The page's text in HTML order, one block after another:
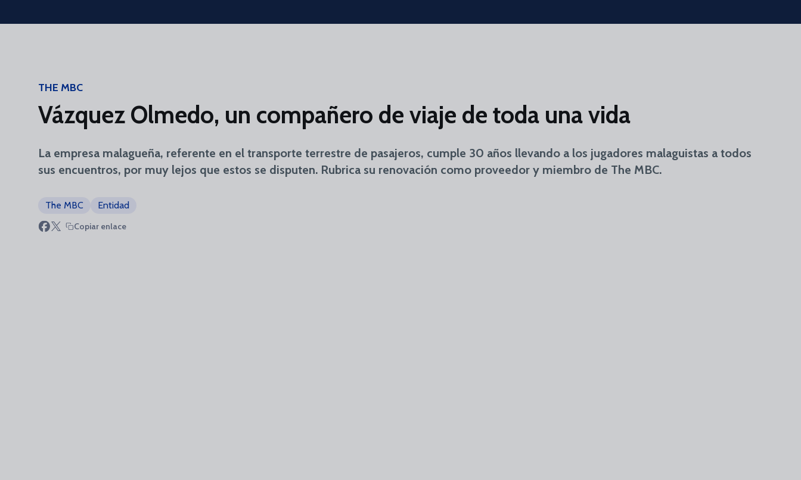
Skip to main content
THE MBC
Vázquez Olmedo, un compañero de viaje de toda una vida
La empresa malagueña, referente en el transporte terrestre de pasajeros, cumple 30 años llevando a los jugadores malaguistas a todos
sus encuentros, por muy lejos que estos se disputen. Rubrica su renovación como proveedor y miembro de The MBC.
The MBC Entidad
Copiar enlace